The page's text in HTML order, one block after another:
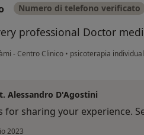
Numero di telefono verificato
professional Doctor
- Centro Clinico • psicoterapia
Alessandro D'Agostini
for sharing your experience.
2023